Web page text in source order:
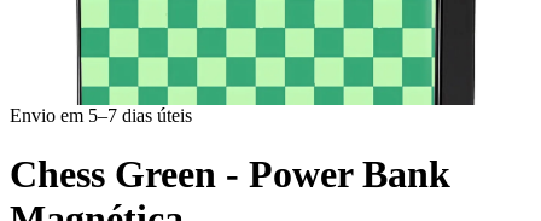
Envio em 5–7 dias úteis
Chess Green - Power Bank